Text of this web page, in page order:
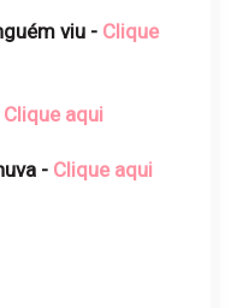
viu - Clique
Clique aqui
- Clique aqui